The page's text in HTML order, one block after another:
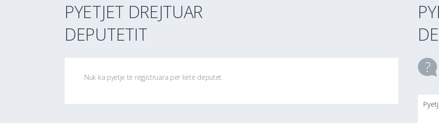
PYETJET DREJTUAR
DEPUTETIT
Nuk ka pyetje të regjistruara për këtë deputet.